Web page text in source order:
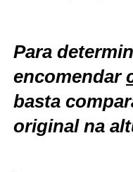
Para
encomendar
basta
original na